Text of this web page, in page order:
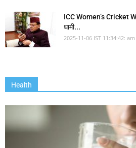
ICC Women’s Cricket
धामी...
2025-11-06 IST 11:34:42: am
Health